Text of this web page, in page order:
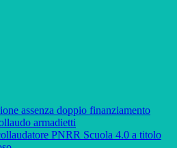
assenza doppio finanziamento
armadietti
PNRR Scuola 4.0 a titolo